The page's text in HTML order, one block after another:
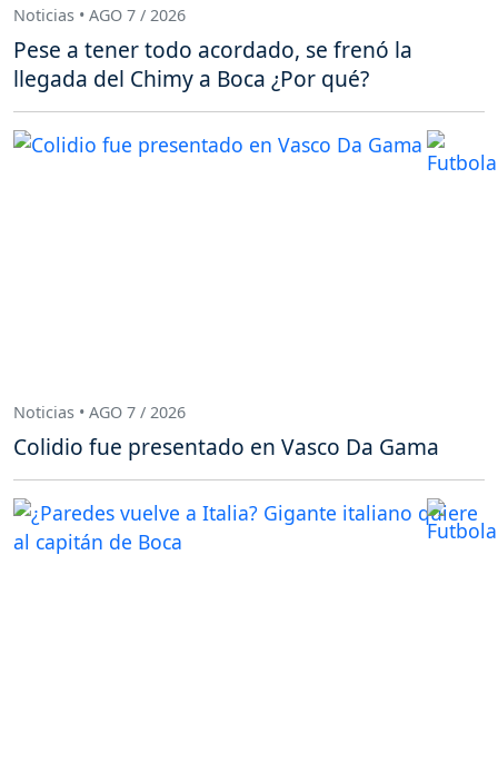
Noticias • AGO 7 / 2026
Pese a tener todo acordado, se frenó la
llegada del Chimy a Boca ¿Por qué?
Noticias • AGO 7 / 2026
Colidio fue presentado en Vasco Da Gama